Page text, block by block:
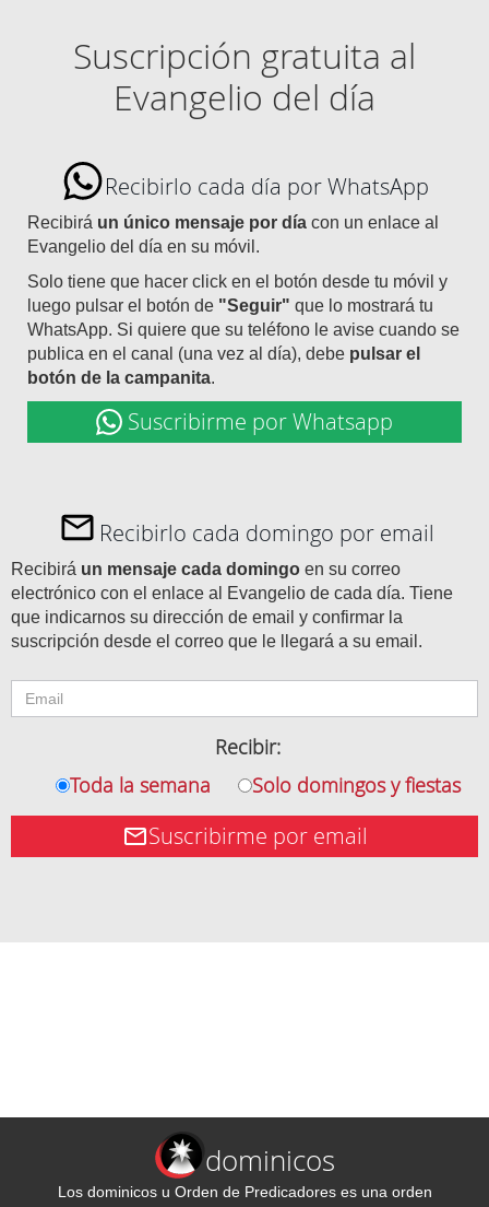
Suscripción gratuita al
Evangelio del día
Recibirlo cada día por WhatsApp
Recibirá un único mensaje por día con un enlace al
Evangelio del día en su móvil.
Solo tiene que hacer click en el botón desde tu móvil y
luego pulsar el botón de "Seguir" que lo mostrará tu
WhatsApp. Si quiere que su teléfono le avise cuando se
publica en el canal (una vez al día), debe pulsar el
botón de la campanita.
Suscribirme por Whatsapp
Recibirlo cada domingo por email
Recibirá un mensaje cada domingo en su correo
electrónico con el enlace al Evangelio de cada día. Tiene
que indicarnos su dirección de email y confirmar la
suscripción desde el correo que le llegará a su email.
Recibir:
Toda la semana
Solo domingos y fiestas
Suscribirme por email
dominicos
Los dominicos u Orden de Predicadores es una orden